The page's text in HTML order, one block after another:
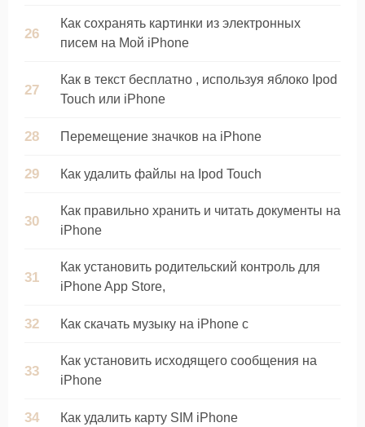
Как сохранять картинки из электронных
писем на Мой iPhone
Как в текст бесплатно , используя яблоко Ipod
Touch или iPhone
Перемещение значков на iPhone
Как удалить файлы на Ipod Touch
Как правильно хранить и читать документы на
iPhone
Как установить родительский контроль для
iPhone App Store,
Как скачать музыку на iPhone с
Как установить исходящего сообщения на
iPhone
Как удалить карту SIM iPhone